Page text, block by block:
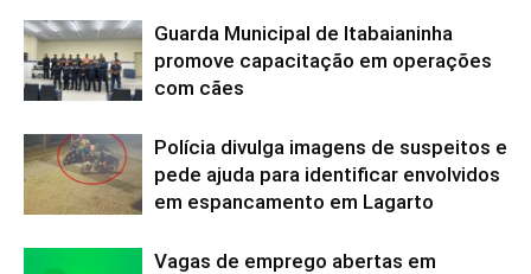
Guarda Municipal de Itabaianinha
promove capacitação em operações
com cães
Polícia divulga imagens de suspeitos e
pede ajuda para identificar envolvidos
em espancamento em Lagarto
Vagas de emprego abertas em